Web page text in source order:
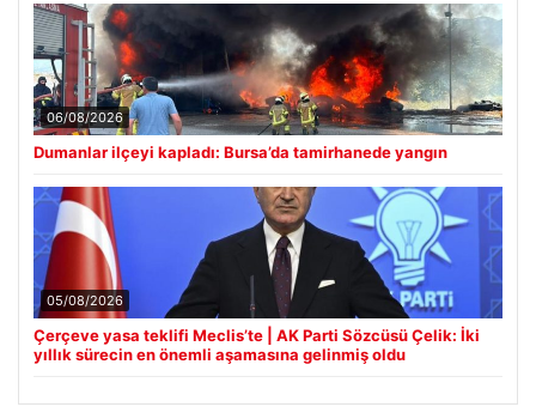
06/08/2026
Dumanlar ilçeyi kapladı: Bursa’da tamirhanede yangın
05/08/2026
Çerçeve yasa teklifi Meclis’te | AK Parti Sözcüsü Çelik: İki
yıllık sürecin en önemli aşamasına gelinmiş oldu